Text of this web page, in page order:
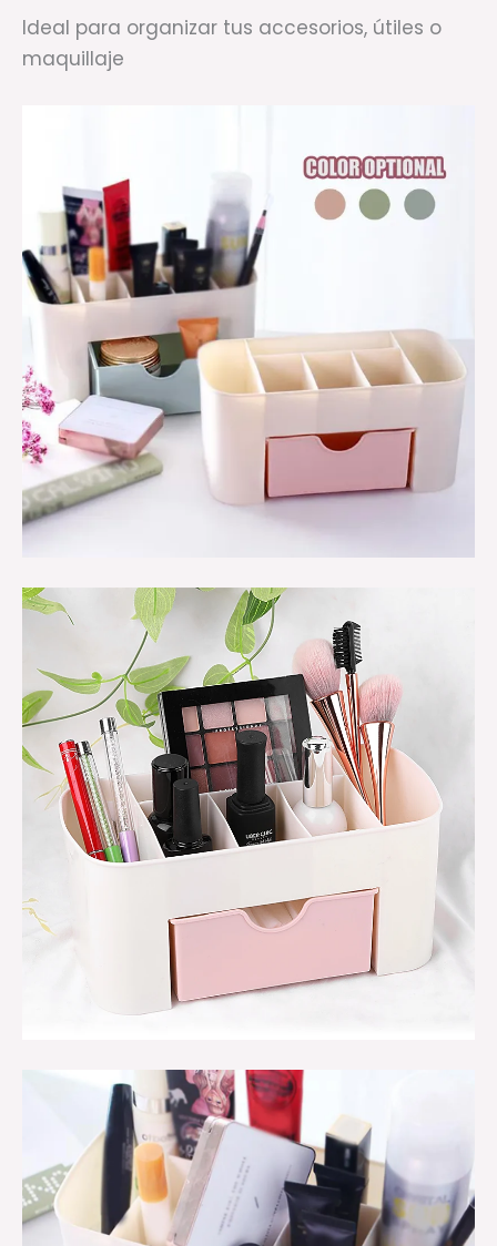
Ideal para organizar tus accesorios, útiles o
maquillaje